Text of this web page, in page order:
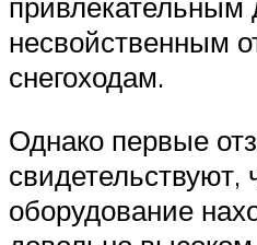
привлекательным
несвойственным
снегоходам.
Однако первые
свидетельствуют,
оборудование